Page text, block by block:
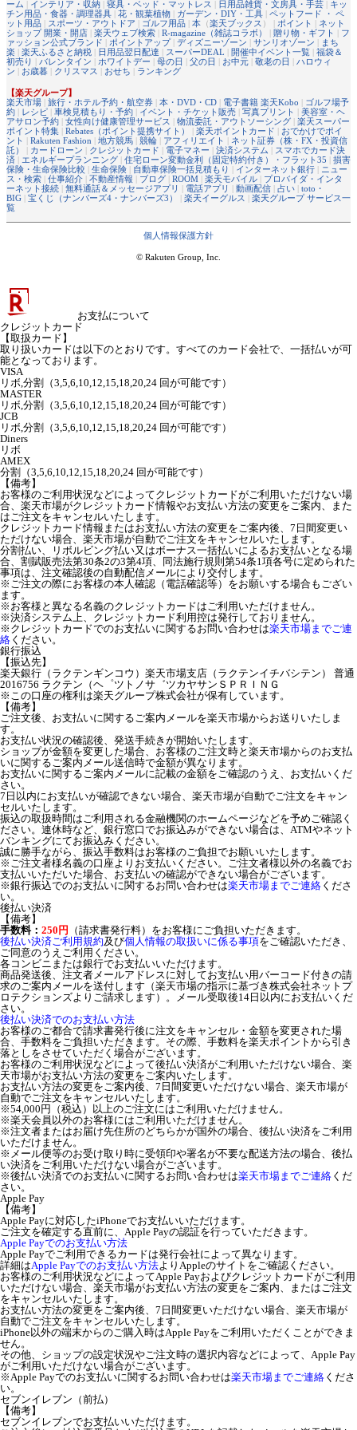
ーム | インテリア・収納 | 寝具・ベッド・マットレス | 日用品雑貨・文房具・手芸 | キッ
チン用品・食器・調理器具 | 花・観葉植物 | ガーデン・DIY・工具 | ペットフード ・ ペ
ット用品 | スポーツ・アウトドア | ゴルフ用品 | 本 （楽天ブックス ） | ポイント | ネット
ショップ 開業・開店 | 楽天ウェブ検索 | R-magazine（雑誌コラボ） | 贈り物・ギフト | フ
ァッション公式ブランド | ポイントアップ| ディズニーゾーン | サンリオゾーン | まち
楽 | 楽天ふるさと納税 | 日用品翌日配達 | スーパーDEAL | 開催中イベント一覧 | 福袋＆
初売り | バレンタイン | ホワイトデー | 母の日 | 父の日 | お中元 | 敬老の日 | ハロウィ
ン | お歳暮 | クリスマス | おせち | ランキング
【楽天グループ】
楽天市場 | 旅行・ホテル予約・航空券 | 本・DVD・CD | 電子書籍 楽天Kobo | ゴルフ場予
約 | レシピ | 車検見積もり・予約 | イベント・チケット販売 | 写真プリント | 美容室・ヘ
アサロン予約 | 女性向け健康管理サービス | 物流委託・アウトソーシング | 楽天スーパー
ポイント特集 | Rebates（ポイント提携サイト） | 楽天ポイントカード | おでかけでポイ
ント | Rakuten Fashion | 地方競馬 | 競輪 | アフィリエイト | ネット証券（株・FX・投資信
託）
| カードローン | クレジットカード | 電子マネー | 決済システム | スマホでカード決
済 | エネルギープランニング | 住宅ローン変動金利（固定特約付き）・フラット35 | 損害
保険・生命保険比較 | 生命保険 | 自動車保険一括見積もり | インターネット銀行 | ニュー
ス・検索 | 仕事紹介 | 不動産情報 | ブログ | ROOM | 楽天モバイル | プロバイダ・インタ
ーネット接続 | 無料通話＆メッセージアプリ | 電話アプリ | 動画配信 | 占い | toto・
BIG | 宝くじ（ナンバーズ4・ナンバーズ3） | 楽天イーグルス | 楽天グループ サービス一
覧
個人情報保護方針
© Rakuten Group, Inc.
お支払について
クレジットカード
【取扱カード】
取り扱いカードは以下のとおりです。すべてのカード会社で、一括払いが可
能となっております。
VISA
リボ,分割（3,5,6,10,12,15,18,20,24 回が可能です）
MASTER
リボ,分割（3,5,6,10,12,15,18,20,24 回が可能です）
JCB
リボ,分割（3,5,6,10,12,15,18,20,24 回が可能です）
Diners
リボ
AMEX
分割（3,5,6,10,12,15,18,20,24 回が可能です）
【備考】
お客様のご利用状況などによってクレジットカードがご利用いただけない場
合、楽天市場がクレジットカード情報やお支払い方法の変更をご案内、また
はご注文をキャンセルいたします。
クレジットカード情報またはお支払い方法の変更をご案内後、7日間変更い
ただけない場合、楽天市場が自動でご注文をキャンセルいたします。
分割払い、リボルビング払い又はボーナス一括払いによるお支払いとなる場
合、割賦販売法第30条2の3第4項、同法施行規則第54条1項各号に定められた
事項は、注文確認後の自動配信メールにより交付します。
※ご注文の際にお客様の本人確認（電話確認等）をお願いする場合もござい
ます。
※お客様と異なる名義のクレジットカードはご利用いただけません。
※決済システム上、クレジットカード利用控は発行しておりません。
※クレジットカードでのお支払いに関するお問い合わせは楽天市場までご連
絡 ください。
銀行振込
【振込先】
楽天銀行（ラクテンギンコウ）楽天市場支店（ラクテンイチバシテン） 普通
2016756 ラクテン（ヘ゜ツトノサ゛ツカヤサンＳＰＲＩＮＧ
※この口座の権利は楽天グループ株式会社が保有しています。
【備考】
ご注文後、お支払いに関するご案内メールを楽天市場からお送りいたしま
す。
お支払い状況の確認後、発送手続きが開始いたします。
ショップが金額を変更した場合、お客様のご注文時と楽天市場からのお支払
いに関するご案内メール送信時で金額が異なります。
お支払いに関するご案内メールに記載の金額をご確認のうえ、お支払いくだ
さい。
7日以内にお支払いが確認できない場合、楽天市場が自動でご注文をキャン
セルいたします。
振込の取扱時間はご利用される金融機関のホームページなどを予めご確認く
ださい。連休時など、銀行窓口でお振込みができない場合は、ATMやネット
バンキングにてお振込みください。
誠に勝手ながら、振込手数料はお客様のご負担でお願いいたします。
※ご注文者様名義の口座よりお支払いください。ご注文者様以外の名義でお
支払いいただいた場合、お支払いの確認ができない場合がございます。
※銀行振込でのお支払いに関するお問い合わせは楽天市場までご連絡 くださ
い。
後払い決済
【備考】
手数料： 250円 （請求書発行料）をお客様にご負担いただきます。
後払い決済ご利用規約及び個人情報の取扱いに係る事項をご確認いただき、
ご同意のうえご利用ください。
各コンビニまたは銀行でお支払いいただけます。
商品発送後、注文者メールアドレスに対してお支払い用バーコード付きの請
求のご案内メールを送付します（楽天市場の指示に基づき株式会社ネットプ
ロテクションズよりご請求します）。メール受取後14日以内にお支払いくだ
さい。
後払い決済でのお支払い方法
お客様のご都合で請求書発行後に注文をキャンセル・金額を変更された場
合、手数料をご負担いただきます。その際、手数料を楽天ポイントから引き
落としをさせていただく場合がございます。
お客様のご利用状況などによって後払い決済がご利用いただけない場合、楽
天市場がお支払い方法の変更をご案内いたします。
お支払い方法の変更をご案内後、7日間変更いただけない場合、楽天市場が
自動でご注文をキャンセルいたします。
※54,000円（税込）以上のご注文にはご利用いただけません。
※楽天会員以外のお客様にはご利用いただけません。
※注文者またはお届け先住所のどちらかが国外の場合、後払い決済をご利用
いただけません。
※メール便等のお受け取り時に受領印や署名が不要な配送方法の場合、後払
い決済をご利用いただけない場合がございます。
※後払い決済でのお支払いに関するお問い合わせは楽天市場までご連絡 くだ
さい。
Apple Pay
【備考】
Apple Payに対応したiPhoneでお支払いいただけます。
ご注文を確定する直前に、Apple Payの認証を行っていただきます。
Apple Payでのお支払い方法
Apple Payでご利用できるカードは発行会社によって異なります。
詳細はApple Payでのお支払い方法よりAppleのサイトをご確認ください。
お客様のご利用状況などによってApple Payおよびクレジットカードがご利用
いただけない場合、楽天市場がお支払い方法の変更をご案内、またはご注文
をキャンセルいたします。
お支払い方法の変更をご案内後、7日間変更いただけない場合、楽天市場が
自動でご注文をキャンセルいたします。
iPhone以外の端末からのご購入時はApple Payをご利用いただくことができま
せん。
その他、ショップの設定状況やご注文時の選択内容などによって、Apple Pay
がご利用いただけない場合がございます。
※Apple Payでのお支払いに関するお問い合わせは楽天市場までご連絡 くださ
い。
セブンイレブン（前払）
【備考】
セブンイレブンでお支払いいただけます。